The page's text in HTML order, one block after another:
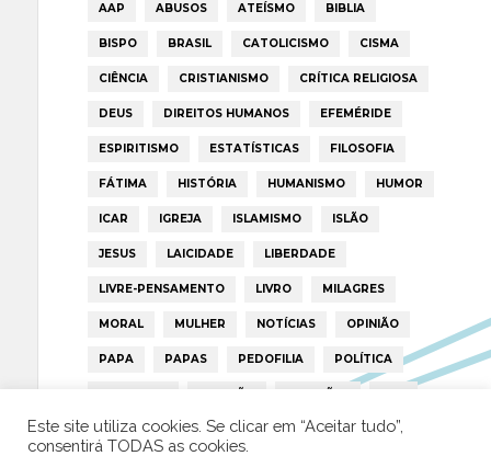
AAP ABUSOS ATEÍSMO BIBLIA
BISPO BRASIL CATOLICISMO CISMA
CIÊNCIA CRISTIANISMO CRÍTICA RELIGIOSA
DEUS DIREITOS HUMANOS EFEMÉRIDE
ESPIRITISMO ESTATÍSTICAS FILOSOFIA
FÁTIMA HISTÓRIA HUMANISMO HUMOR
ICAR IGREJA ISLAMISMO ISLÃO
JESUS LAICIDADE LIBERDADE
LIVRE-PENSAMENTO LIVRO MILAGRES
MORAL MULHER NOTÍCIAS OPINIÃO
PAPA PAPAS PEDOFILIA POLÍTICA
PORTUGAL RELIGIÃO RELIGIÕES RTP
TRUMP VATICANO
Este site utiliza cookies. Se clicar em “Aceitar tudo”,
consentirá TODAS as cookies.